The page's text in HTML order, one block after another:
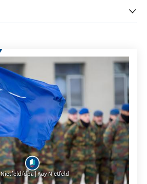
dpa | Kay Nietfeld